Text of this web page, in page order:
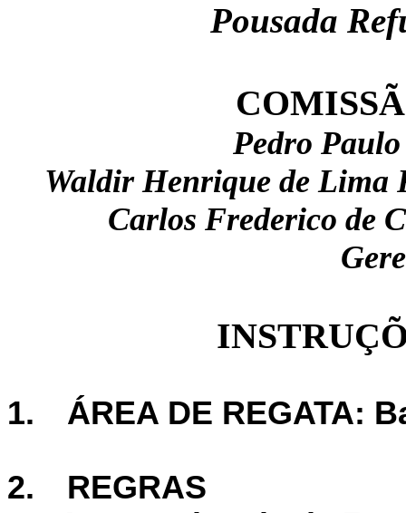
Pousada
Pedro
Waldir Henrique de Lima
Carlos Frederico de
1. ÁREA DE REGATA:
2.
REGRAS